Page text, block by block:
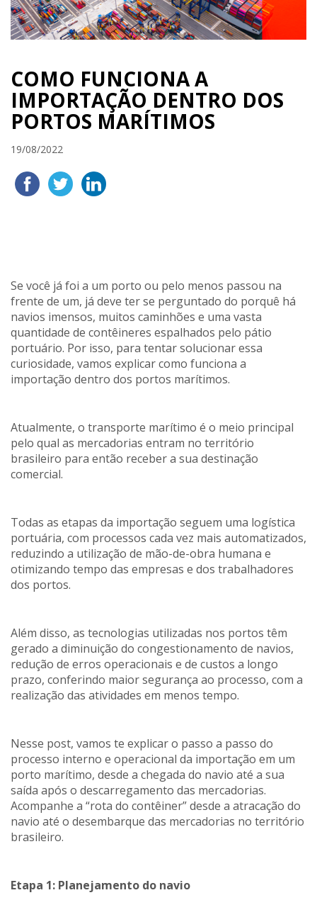
COMO FUNCIONA A
IMPORTAÇÃO DENTRO DOS
PORTOS MARÍTIMOS
19/08/2022
Se você já foi a um porto ou pelo menos passou na
frente de um, já deve ter se perguntado do porquê há
navios imensos, muitos caminhões e uma vasta
quantidade de contêineres espalhados pelo pátio
portuário. Por isso, para tentar solucionar essa
curiosidade, vamos explicar como funciona a
importação dentro dos portos marítimos.
Atualmente, o transporte marítimo é o meio principal
pelo qual as mercadorias entram no território
brasileiro para então receber a sua destinação
comercial.
Todas as etapas da importação seguem uma logística
portuária, com processos cada vez mais automatizados,
reduzindo a utilização de mão-de-obra humana e
otimizando tempo das empresas e dos trabalhadores
dos portos.
Além disso, as tecnologias utilizadas nos portos têm
gerado a diminuição do congestionamento de navios,
redução de erros operacionais e de custos a longo
prazo, conferindo maior segurança ao processo, com a
realização das atividades em menos tempo.
Nesse post, vamos te explicar o passo a passo do
processo interno e operacional da importação em um
porto marítimo, desde a chegada do navio até a sua
saída após o descarregamento das mercadorias.
Acompanhe a “rota do contêiner” desde a atracação do
navio até o desembarque das mercadorias no território
brasileiro.
Etapa 1: Planejamento do navio